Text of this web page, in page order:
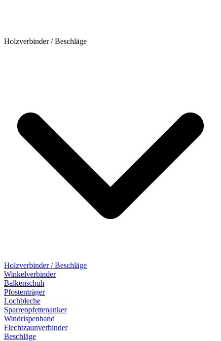
Holzverbinder / Beschläge
Holzverbinder / Beschläge
Winkelverbinder
Balkenschuh
Pfostenträger
Lochbleche
Sparrenpfettenanker
Windrispenband
Flechtzaunverbinder
Beschläge